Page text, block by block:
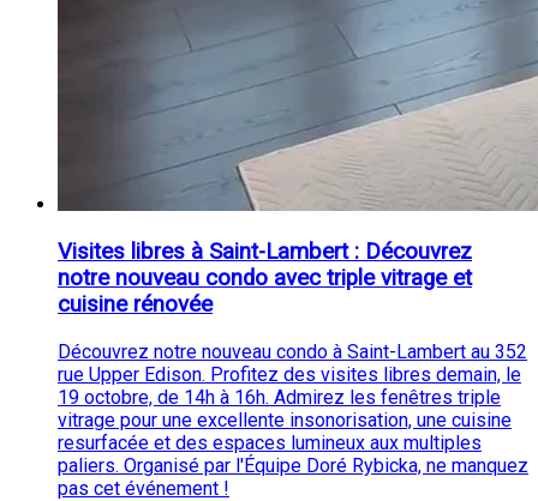
Visites libres à Saint-Lambert : Découvrez
notre nouveau condo avec triple vitrage et
cuisine rénovée
Découvrez notre nouveau condo à Saint-Lambert au 352
rue Upper Edison. Profitez des visites libres demain, le
19 octobre, de 14h à 16h. Admirez les fenêtres triple
vitrage pour une excellente insonorisation, une cuisine
resurfacée et des espaces lumineux aux multiples
paliers. Organisé par l'Équipe Doré Rybicka, ne manquez
pas cet événement !